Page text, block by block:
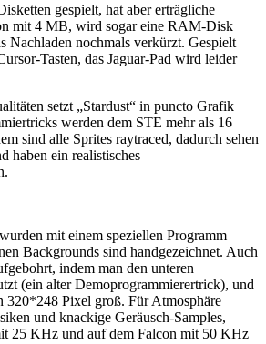
gespielt, hat aber erträgliche
mit 4 MB, wird sogar eine RAM-Disk
Nachladen nochmals verkürzt. Gespielt
Tasten, das Jaguar-Pad wird leider
setzt „Stardust“ in puncto Grafik
werden dem STE mehr als 16
sind alle Sprites raytraced, dadurch sehen
haben ein realistisches
mit einem speziellen Programm
Backgrounds sind handgezeichnet. Auch
indem man den unteren
(ein alter Demoprogrammierertrick), und
320*248 Pixel groß. Für Atmosphäre
und knackige Geräusch-Samples,
25 KHz und auf dem Falcon mit 50 KHz